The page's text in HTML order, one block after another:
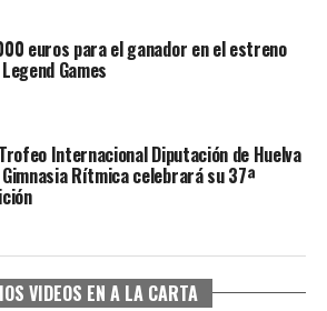
euros para el ganador en el estreno
Games
Internacional Diputación de Huelva
Rítmica celebrará su 37ª
VIDEOS EN A LA CARTA